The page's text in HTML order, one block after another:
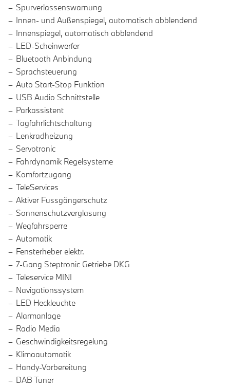
Spurverlassenswarnung
Innen- und Außenspiegel, automatisch abblendend
Innenspiegel, automatisch abblendend
LED-Scheinwerfer
Bluetooth Anbindung
Sprachsteuerung
Auto Start-Stop Funktion
USB Audio Schnittstelle
Parkassistent
Tagfahrlichtschaltung
Lenkradheizung
Servotronic
Fahrdynamik Regelsysteme
Komfortzugang
TeleServices
Aktiver Fussgängerschutz
Sonnenschutzverglasung
Wegfahrsperre
Automatik
Fensterheber elektr.
7-Gang Steptronic Getriebe DKG
Teleservice MINI
Navigationssystem
LED Heckleuchte
Alarmanlage
Radio Media
Geschwindigkeitsregelung
Klimaautomatik
Handy-Vorbereitung
DAB Tuner